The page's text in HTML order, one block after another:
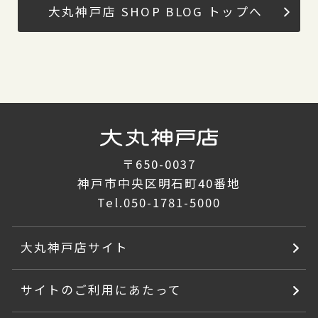
大丸神戸店 SHOP BLOG トップへ
〒650-0037
神戸市中央区明石町40番地
Tel.050-1781-5000
大丸神戸店サイト
サイトのご利用にあたって